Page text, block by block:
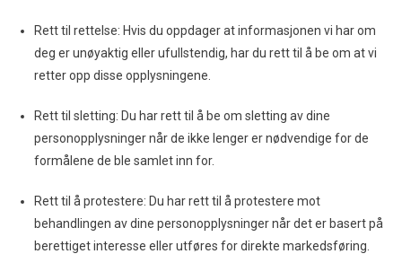
Rett til rettelse: Hvis du oppdager at informasjonen vi har om
deg er unøyaktig eller ufullstendig, har du rett til å be om at vi
retter opp disse opplysningene.
Rett til sletting: Du har rett til å be om sletting av dine
personopplysninger når de ikke lenger er nødvendige for de
formålene de ble samlet inn for.
Rett til å protestere: Du har rett til å protestere mot
behandlingen av dine personopplysninger når det er basert på
berettiget interesse eller utføres for direkte markedsføring.